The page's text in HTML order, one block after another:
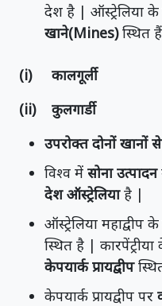
देश है | ऑस्ट्रेलिया के
खाने(Mines)स्थित
(i) कालगूर्ली
(ii) कुलगार्डी
उपरोक्त दोनों खानों
विश्व में सोना उत्पादन
देश ऑस्ट्रेलियाहै |
ऑस्ट्रेलिया महाद्वीप
स्थित है |
केपयार्क प्रायद्वीप
केपयार्क प्रायद्वीप पर